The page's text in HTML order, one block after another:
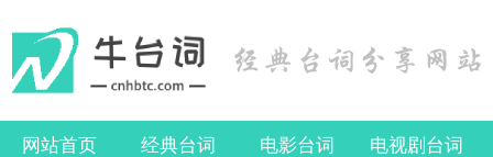
网站首页 经典台词 电影台词 电视剧台词